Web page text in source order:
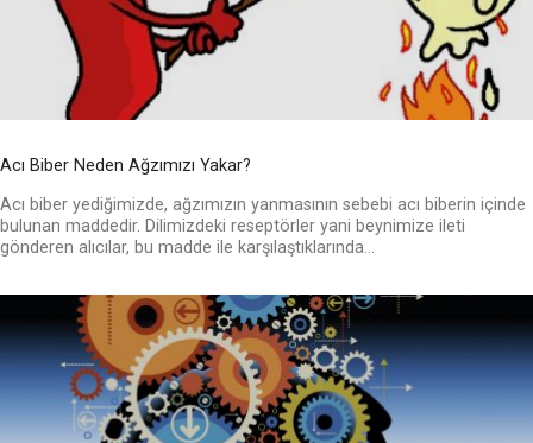
Acı Biber Neden Ağzımızı Yakar?
Acı biber yediğimizde, ağzımızın yanmasının sebebi acı biberin içinde
bulunan maddedir. Dilimizdeki reseptörler yani beynimize ileti
gönderen alıcılar, bu madde ile karşılaştıklarında...